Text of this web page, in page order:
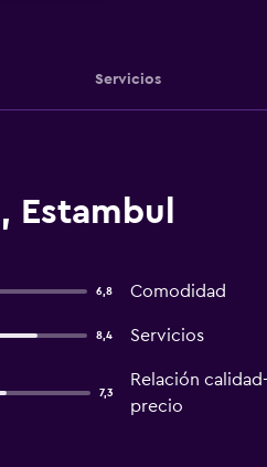
Servicios
Estambul
6,8 Comodidad
8,4 Servicios
7,3
Relación calidad-
precio